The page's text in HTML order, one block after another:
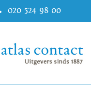
020 524 98 00